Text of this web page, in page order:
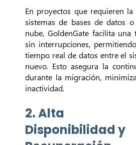
En proyectos que requieren
sistemas de bases de datos
nube, GoldenGate facilita una
sin interrupciones,
tiempo real de datos entre el
nuevo. Esto asegura la
durante la migración,
inactividad.
2. Alta
Disponibilidad y